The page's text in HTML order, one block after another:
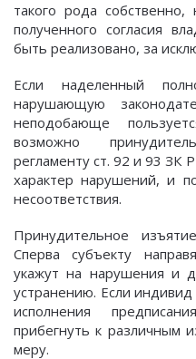
такого рода
полученного согласия
быть реализовано, за
Если наделенный
нарушающую
неподобающе
возможно
регламенту ст. 92 и 93 ЗК
характер нарушений, и
несоответствия.
Принудительное
Сперва субъекту
укажут на нарушения и
устранению. Если индивид
исполнения
прибегнуть к различным
меру.